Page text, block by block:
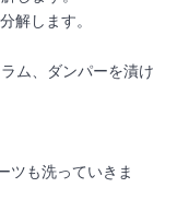
解します。
ム、ダンパーを漬け
ツも洗っていきま